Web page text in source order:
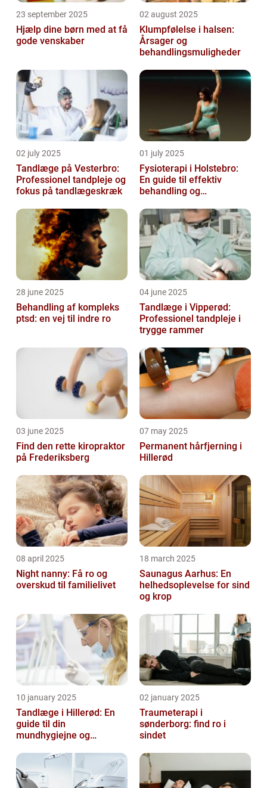
23 september 2025
Hjælp dine børn med at få
gode venskaber
02 august 2025
Klumpfølelse i halsen:
Årsager og
behandlingsmuligheder
02 july 2025
Tandlæge på Vesterbro:
Professionel tandpleje og
fokus på tandlægeskræk
01 july 2025
Fysioterapi i Holstebro:
En guide til effektiv
behandling og
28 june 2025
Behandling af kompleks
ptsd: en vej til indre ro
04 june 2025
Tandlæge i Vipperød:
Professionel tandpleje i
trygge rammer
03 june 2025
Find den rette kiropraktor
på Frederiksberg
07 may 2025
Permanent hårfjerning i
Hillerød
08 april 2025
Night nanny: Få ro og
overskud til familielivet
18 march 2025
Saunagus Aarhus: En
helhedsoplevelse for sind
og krop
10 january 2025
Tandlæge i Hillerød: En
guide til din
mundhygiejne og
02 january 2025
Traumeterapi i
sønderborg: find ro i
sindet